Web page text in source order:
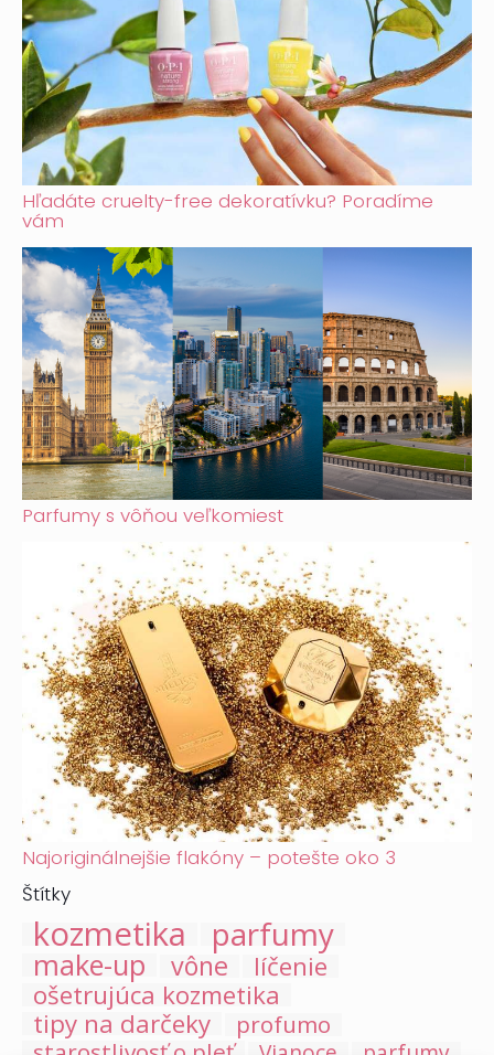
Hľadáte cruelty-free dekoratívku? Poradíme
vám
Parfumy s vôňou veľkomiest
Najoriginálnejšie flakóny – potešte oko 3
Štítky
kozmetika parfumy
make-up vône
líčenie
ošetrujúca kozmetika
tipy na darčeky
profumo